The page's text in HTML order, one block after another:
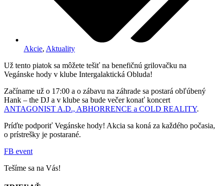
Akcie, Aktuality
Už tento piatok sa môžete tešiť na benefičnú grilovačku na
Vegánske hody v klube Intergalaktická Obluda!
Začíname už o 17:00 a o zábavu na záhrade sa postará obľúbený
Hank – the DJ a v klube sa bude večer konať koncert
ANTAGONIST A.D., ABHORRENCE a COLD REALITY.
Príďte podporiť Vegánske hody! Akcia sa koná za každého počasia,
o prístrešky je postarané.
FB event
Tešíme sa na Vás!